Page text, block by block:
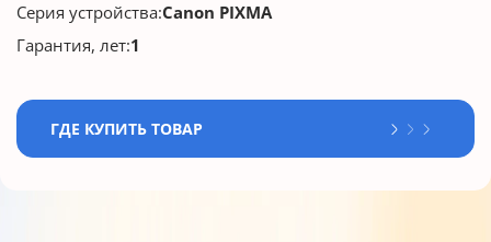
Серия устройства:Canon PIXMA
Гарантия, лет:1
ГДЕ КУПИТЬ ТОВАР